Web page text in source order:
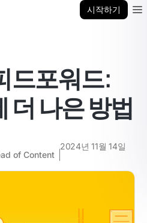
시작하기
드포워드:
더 나은 방법
of Content
2024년 11월 14일